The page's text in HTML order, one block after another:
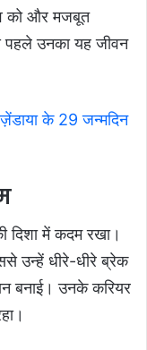
को और मजबूत
पहले उनका यह जीवन
के 29 जन्मदिन
में कदम रखा।
उन्हें धीरे-धीरे ब्रेक
बनाई। उनके करियर